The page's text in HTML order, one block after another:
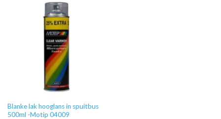
Blanke lak hooglans in spuitbus
500ml -Motip 04009